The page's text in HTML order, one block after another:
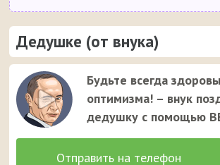
Дедушке (от внука)
Будьте всегда
оптимизма! – внук
дедушку с помощью